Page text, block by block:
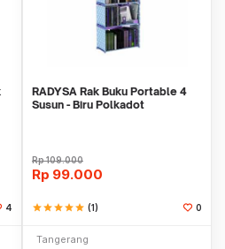
4
RADYSA Rak Buku Portable 4
Susun - Biru Polkadot
Rp109.000
Rp 99.000
starstarstarstarstar (1) 0
Tangerang